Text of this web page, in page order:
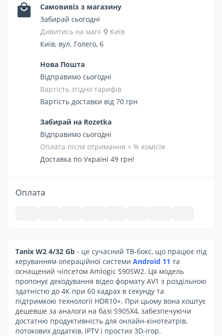
Самовивіз з магазину
Забирай сьогодні
Дивитись на мапі ⚲ Київ
Київ, вул. Голего, 6
Нова Пошта
Відправимо сьогодні
Вартість згідно тарифів
Вартість доставки від 70 грн
Забирай на Rozetka
Відправимо сьогодні
Оплата після отримання + % комісія
Доставка по Україні 49 грн!
Оплата
Tanix W2 4/32 Gb - це сучасний ТВ-бокс, що працює під
керуванням операційної системи Android 11 та
оснащений чіпсетом Amlogic S905W2. Ця модель
пропонує декодування відео формату AV1 з роздільною
здатністю до 4K при 60 кадрах в секунду та
підтримкою технології HDR10+. При цьому вона коштує
дешевше за аналоги на базі S905X4, забезпечуючи
достатню продуктивність для онлайн-кінотеатрів,
потокових додатків, IPTV і простих 3D-ігор.